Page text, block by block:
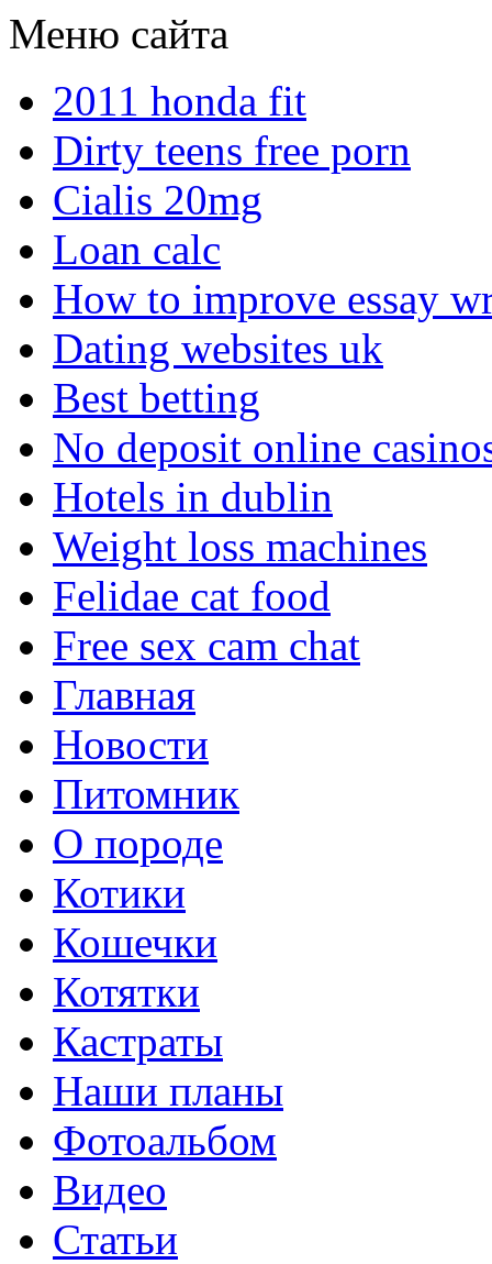
Меню сайта
2011 honda fit
Dirty teens free porn
Cialis 20mg
Loan calc
How to improve essay
Dating websites uk
Best betting
No deposit online
Hotels in dublin
Weight loss machines
Felidae cat food
Free sex cam chat
Главная
Новости
Питомник
О породе
Котики
Кошечки
Котятки
Кастраты
Наши планы
Фотоальбом
Видео
Статьи